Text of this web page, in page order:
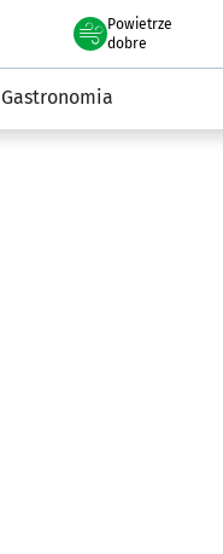
Powietrze
we Wrocławiu
dobre
Gastronomia